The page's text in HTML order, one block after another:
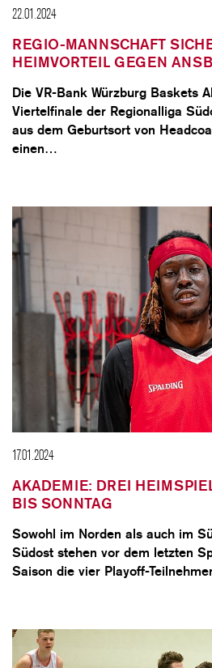
22.01.2024
REGIO-MANNSCHAFT
HEIMVORTEIL GEGEN
Die VR-Bank Würzburg Baskets
Viertelfinale der Regionalliga
aus dem Geburtsort von
einen…
17.01.2024
AKADEMIE: DREI
BIS SONNTAG
Sowohl im Norden als auch im
Südost stehen vor dem letzten
Saison die vier Playoff-